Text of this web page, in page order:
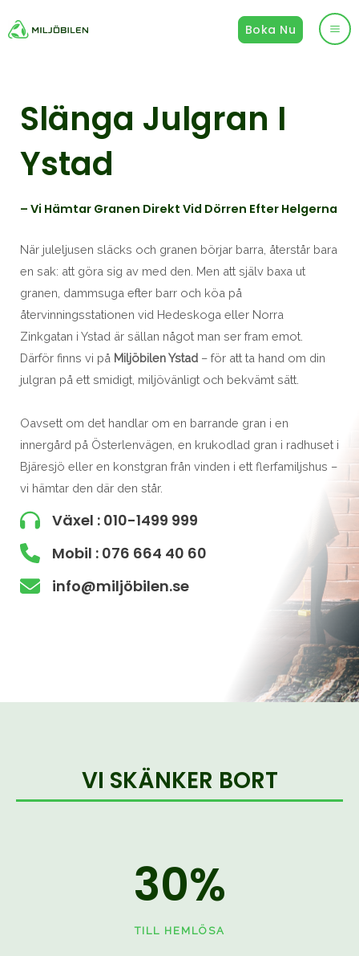
till
Boka Nu
Slänga Julgran I
Ystad
– Vi Hämtar Granen Direkt Vid Dörren Efter Helgerna
När juleljusen släcks och granen börjar barra, återstår bara
en sak: att göra sig av med den. Men att själv baxa ut
granen, dammsuga efter barr och köa på
återvinningsstationen vid Hedeskoga eller Norra
Zinkgatan i Ystad är sällan något man ser fram emot.
Därför finns vi på Miljöbilen Ystad – för att ta hand om din
julgran på ett smidigt, miljövänligt och bekvämt sätt.
Oavsett om det handlar om en barrande gran i en
innergård på Österlenvägen, en krukodlad gran i radhuset i
Bjäresjö eller en konstgran från vinden i ett flerfamiljshus –
vi hämtar den där den står.
Växel : 010-1499 999
Mobil : 076 664 40 60
info@miljöbilen.se
VI SKÄNKER BORT
30%
TILL HEMLÖSA